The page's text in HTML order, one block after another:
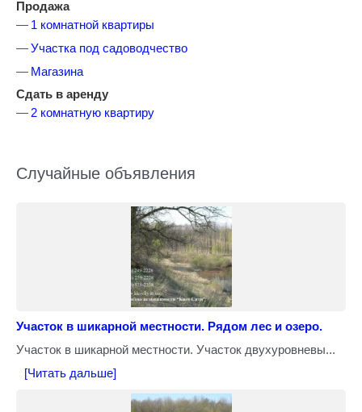
Продажа
1 комнатной квартиры
Участка под садоводчество
Магазина
Сдать в аренду
2 комнатную квартиру
Случайные объявления
Участок в шикарной местности. Рядом лес и озеро.
Участок в шикарной местности. Участок двухуровневы...
[Читать дальше]